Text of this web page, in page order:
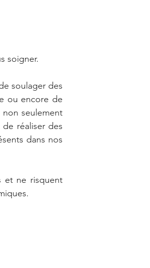
soigner.
soulager des
ou encore de
seulement
réaliser des
dans nos
et ne risquent